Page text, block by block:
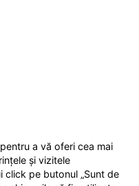
a vă oferi cea mai
și vizitele
click pe butonul „Sunt de